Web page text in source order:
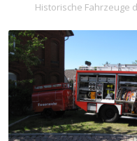
Historische Fahrzeuge